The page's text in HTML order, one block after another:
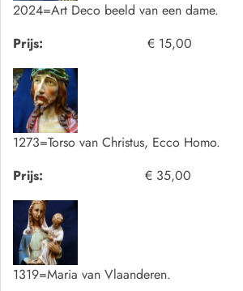
2024=Art Deco beeld van een dame.
Prijs:
€ 15,00
1273=Torso van Christus, Ecco Homo.
Prijs:
€ 35,00
1319=Maria van Vlaanderen.